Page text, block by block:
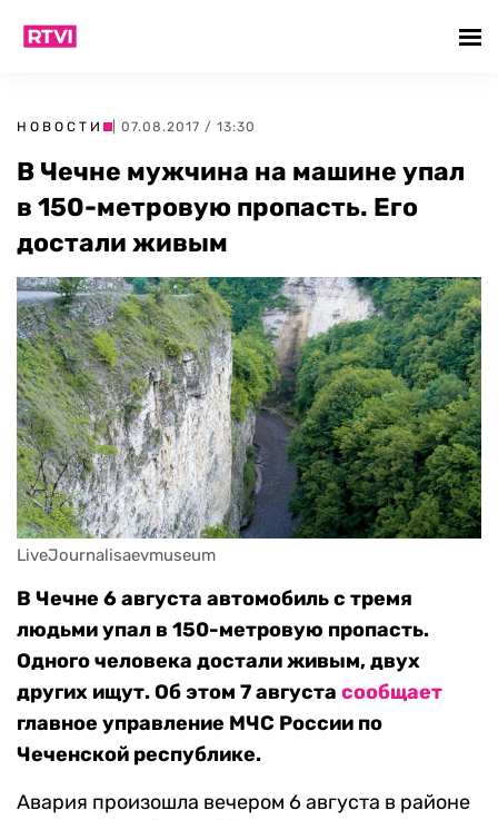
НОВОСТИ | 07.08.2017 / 13:30
В Чечне мужчина на машине упал
в 150-метровую пропасть. Его
достали живым
LiveJournalisaevmuseum
В Чечне 6 августа автомобиль с тремя
людьми упал в 150-метровую пропасть.
Одного человека достали живым, двух
других ищут. Об этом 7 августа сообщает
главное управление МЧС России по
Чеченской республике.
Авария произошла вечером 6 августа в районе